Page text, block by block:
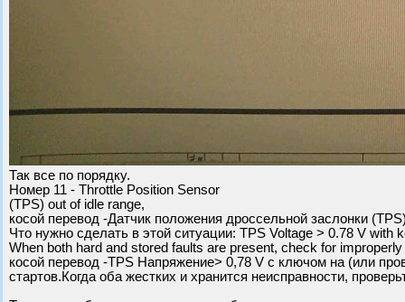
Так все по порядку.
Номер 11 - Throttle Position Sensor
(TPS) out of idle range,
косой перевод -Датчик положения дроссельной заслонки
Что нужно сделать в этой ситуации: TPS Voltage > 0.78 V
When both hard and stored faults are present, check for
косой перевод -TPS Напряжение> 0,78 V с ключом на (или
стартов.Когда оба жестких и хранится неисправности,